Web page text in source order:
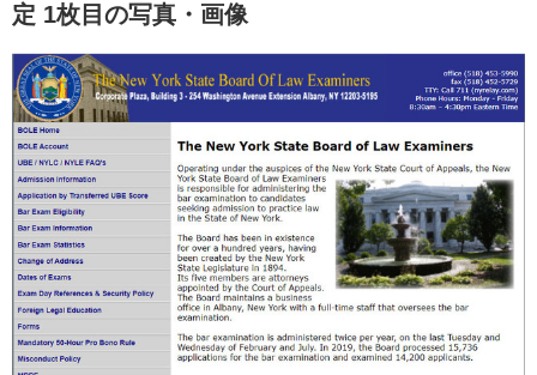
定 1枚目の写真・画像